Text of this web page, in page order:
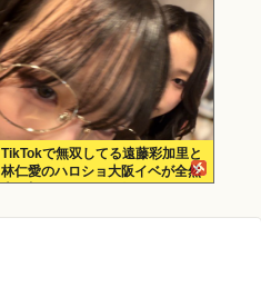
TikTokで無双してる遠藤彩加里と
林仁愛のハロショ大阪イベが全然